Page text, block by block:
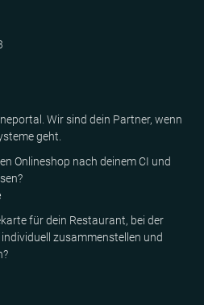
Wir sind dein Partner, wenn
geht.
Onlineshop nach deinem CI und
für dein Restaurant, bei der
zusammenstellen und